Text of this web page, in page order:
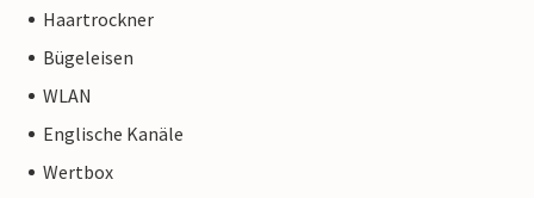
Haartrockner
Bügeleisen
WLAN
Englische Kanäle
Wertbox